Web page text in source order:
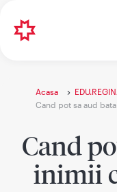
Acasa
Cand pot sa aud
Cand
inimii